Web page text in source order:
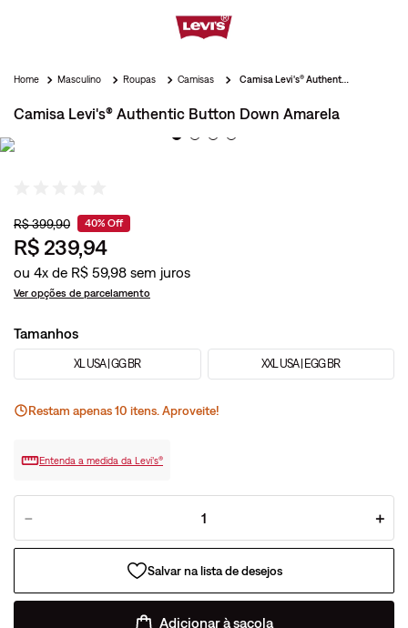
Masculino Roupas Camisas
Camisa Levi's® Authentic Button Down Amarela
R$399,90 40% Off
R$ 239,94
ou 4x de R$ 59,98
Ver opções de parcelamento
Tamanhos
XL USA | GG BR XXL USA | EGG BR
Restam apenas10 itens. Aproveite!
Entenda a medida da Levi’s®
＋
－
Adicionar à sacola